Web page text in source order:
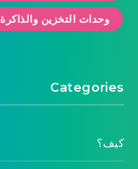
وحدات التخزين والذاكرة
Categories
كيف؟